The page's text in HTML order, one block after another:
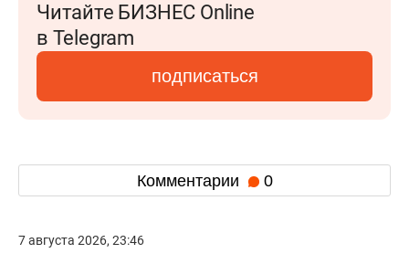
Читайте БИЗНЕС Online
в Telegram
подписаться
Комментарии 0
7 августа 2026, 23:46